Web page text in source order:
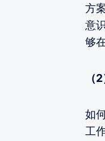
方
意
够
（
如
工